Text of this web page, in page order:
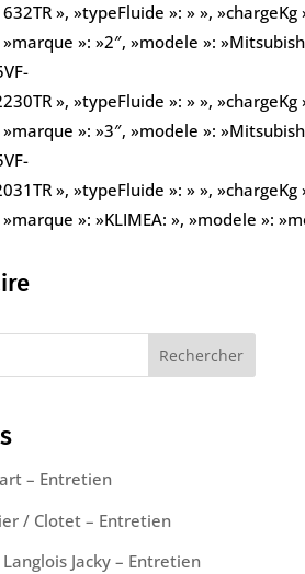
», »typeFluide »: » », »chargeKg
»: »2″, »modele »:
», »typeFluide »: » », »chargeKg
»: »3″, »modele »:
», »typeFluide »: » », »chargeKg
»: »KLIMEA: », »modele »:
Rechercher
– Entretien
/ Clotet – Entretien
Jacky – Entretien